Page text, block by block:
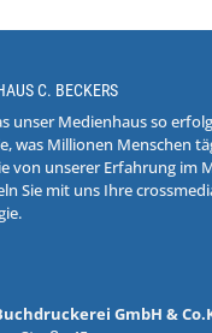
C. BECKERS
unser Medienhaus so
was Millionen Menschen
von unserer Erfahrung im
Sie mit uns Ihre
GmbH &